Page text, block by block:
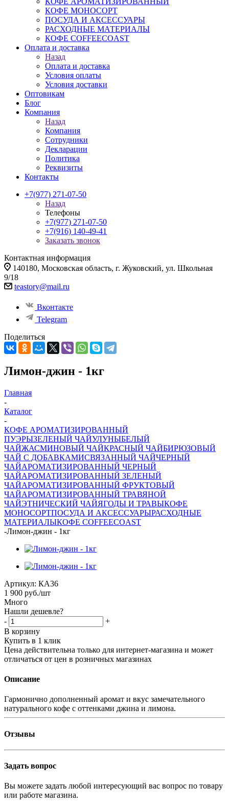
КОФЕ МОНОСОРТ
ПОСУДА И АКСЕССУАРЫ
РАСХОДНЫЕ МАТЕРИАЛЫ
КОФЕ COFFEECOAST
Оплата и доставка
Назад
Оплата и доставка
Условия оплаты
Условия доставки
Оптовикам
Блог
Компания
Назад
Компания
Сотрудники
Декларации
Политика
Реквизиты
Контакты
+7(977) 271-07-50
Назад
Телефоны
+7(977) 271-07-50
+7(916) 140-49-41
Заказать звонок
Контактная информация
140180, Московская область, г. Жуковский, ул. Школьная
9/18
teastory@mail.ru
Вконтакте
Telegram
Поделиться
Лимон-джин - 1кг
Главная
-
Каталог
-
КОФЕ АРОМАТИЗИРОВАННЫЙ
ПУЭРЫЗЕЛЕНЫЙ ЧАЙУЛУНЫБЕЛЫЙ
ЧАЙЖАСМИНОВЫЙ ЧАЙКРАСНЫЙ ЧАЙБИРЮЗОВЫЙ
ЧАЙ С ДОБАВКАМИСВЯЗАННЫЙ ЧАЙЧЕРНЫЙ
ЧАЙАРОМАТИЗИРОВАННЫЙ ЧЕРНЫЙ
ЧАЙАРОМАТИЗИРОВАННЫЙ ЗЕЛЕНЫЙ
ЧАЙАРОМАТИЗИРОВАННЫЙ ФРУКТОВЫЙ
ЧАЙАРОМАТИЗИРОВАННЫЙ ТРАВЯНОЙ
ЧАЙЭТНИЧЕСКИЙ ЧАЙЯГОДЫ И ТРАВЫКОФЕ
МОНОСОРТПОСУДА И АКСЕССУАРЫРАСХОДНЫЕ
МАТЕРИАЛЫКОФЕ COFFEECOAST
-Лимон-джин - 1кг
Артикул: КА36
1 900 руб./шт
Много
Нашли дешевле?
-
+
В корзину
Купить в 1 клик
Цена действительна только для интернет-магазина и может
отличаться от цен в розничных магазинах
Описание
Гармонично дополненный аромат и вкус замечательного
натурального кофе с оттенками джина и лимона.
Отзывы
Задать вопрос
Вы можете задать любой интересующий вас вопрос по товару
или работе магазина.